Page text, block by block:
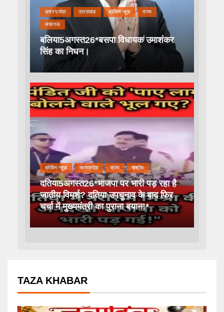
उत्तर प्रदेश उत्तराखंड ब्रेकिंग न्यूज़ राज्य
लखनऊ
बलिया5अगस्त26*बसपा विधायक उमाशंकर
सिंह का निधन।
ब्रेकिंग न्यूज़ मध्यप्रदेश राज्य राष्टीय
दतिया5अगस्त26*भाजपा पर भारी पड़ रहा है
जातीय विमर्श? दतिया उपचुनाव के बाद फिर
चर्चा में मुख्यमंत्री का पुराना बयान!*
TAZA KHABAR